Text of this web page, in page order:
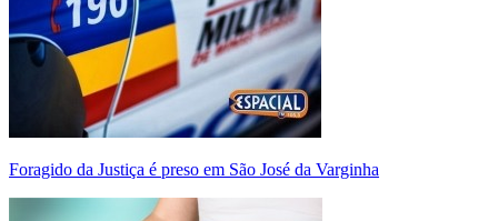
Foragido da Justiça é preso em São José da Varginha